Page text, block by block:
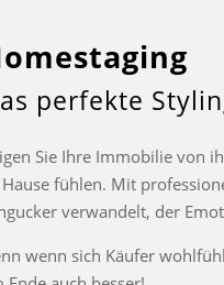
perfekte
Sie Ihre Immobilie von
fühlen. Mit
verwandelt, der
wenn sich Käufer